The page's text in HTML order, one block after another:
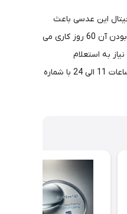
این عدسی باعث
آسودگی عضلات مژگانی چشم و کاهش خستگی چشم می گردد. عدسی های سفارشی انرجایزمی زایس جزو عدسی های سفارشی وارداتی است و مدت زمان لازم ساخت آن، با توجه به وارداتی بودن آن 60 روز کاری می
به استعلام
موجودی ندارد و دارای گارانتی معتبر شرکت زایس می باشد. قیمت درج شده این محصول برای یک جفت عدسی دوراویژن انرجایزمی زایس می باشد و برای مشاوره و یا خرید می توانید از ساعات 11 الی 24 با شماره